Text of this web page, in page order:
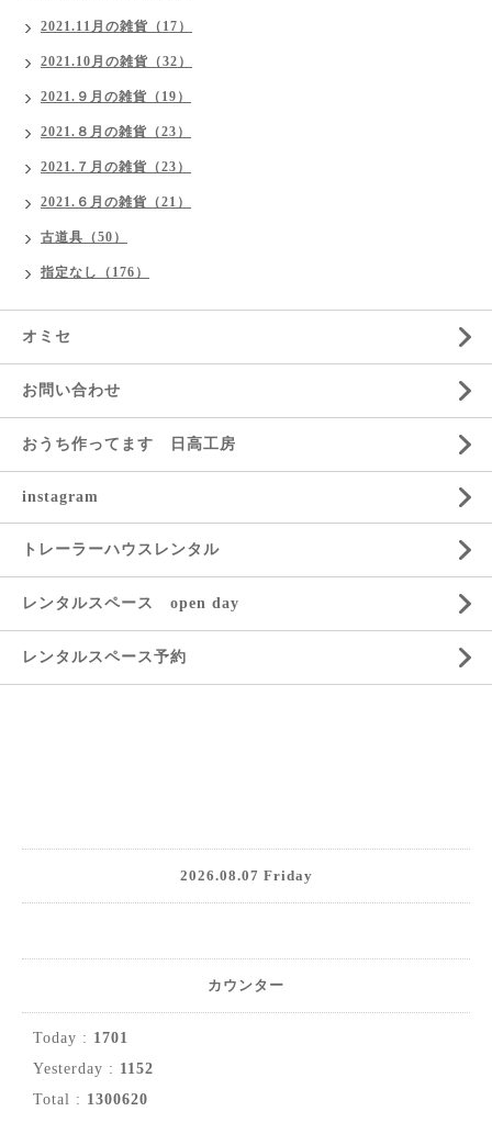
2021.11月の雑貨（17）
2021.10月の雑貨（32）
2021.９月の雑貨（19）
2021.８月の雑貨（23）
2021.７月の雑貨（23）
2021.６月の雑貨（21）
古道具（50）
指定なし（176）
オミセ
お問い合わせ
おうち作ってます 日高工房
instagram
トレーラーハウスレンタル
レンタルスペース open day
レンタルスペース予約
2026.08.07 Friday
カウンター
Today : 1701
Yesterday : 1152
Total : 1300620